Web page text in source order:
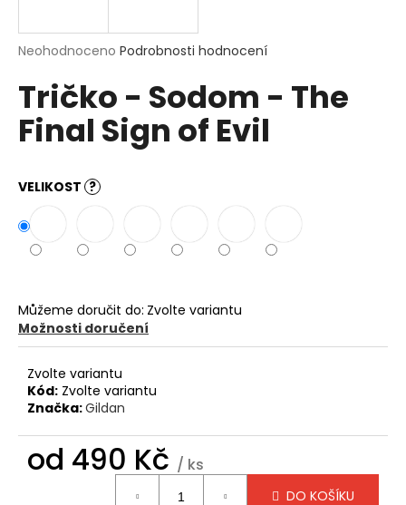
Průměrné
produktu
0,0
Neohodnoceno Podrobnosti hodnocení
Tričko - Sodom - The
Final Sign of Evil
VELIKOST ?
Můžeme doručit do: Zvolte variantu
Možnosti doručení
Zvolte variantu
Kód: Zvolte variantu
Značka:Gildan
od 490 Kč / ks
DO KOŠÍKU
j
t
?
HLEDAT
o
p
o
u
č
u
e